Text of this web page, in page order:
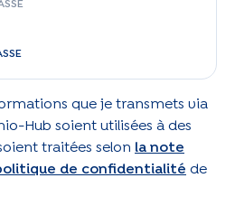
que je transmets via
Hub soient utilisées à des
traitées selon la note
de confidentialité de